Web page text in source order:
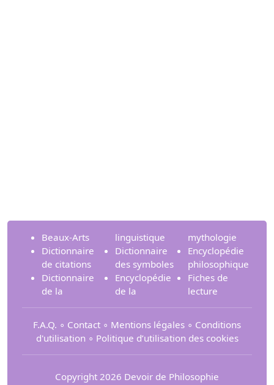
Beaux-Arts
Dictionnaire
de citations
Dictionnaire
de la
linguistique
Dictionnaire
des symboles
Encyclopédie
de la
mythologie
Encyclopédie
philosophique
Fiches de
lecture
F.A.Q. ∘ Contact ∘ Mentions légales ∘ Conditions
d'utilisation ∘ Politique d’utilisation des cookies
Copyright 2026 Devoir de Philosophie